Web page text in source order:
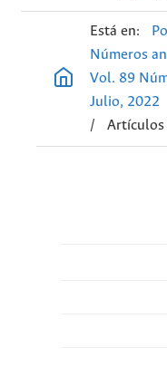
Está en:
Números
Vol. 89
Julio, 2022
/
Artículos